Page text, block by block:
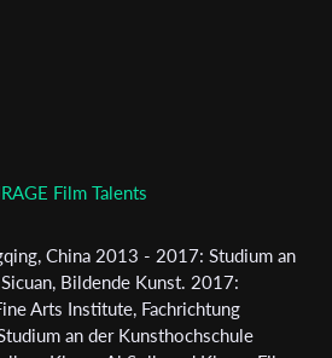
Film Talents
China 2013 - 2017: Studium an
Bildende Kunst. 2017:
Arts Institute, Fachrichtung
an der Kunsthochschule